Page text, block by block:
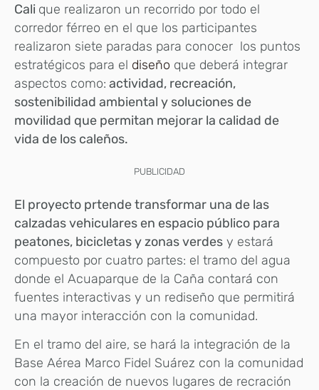
Cali que realizaron un recorrido por todo el
corredor férreo en el que los participantes
realizaron siete paradas para conocer los puntos
estratégicos para el diseño que deberá integrar
aspectos como: actividad, recreación,
sostenibilidad ambiental y soluciones de
movilidad que permitan mejorar la calidad de
vida de los caleños.
PUBLICIDAD
El proyecto prtende transformar una de las
calzadas vehiculares en espacio público para
peatones, bicicletas y zonas verdes y estará
compuesto por cuatro partes: el tramo del agua
donde el Acuaparque de la Caña contará con
fuentes interactivas y un rediseño que permitirá
una mayor interacción con la comunidad.
En el tramo del aire, se hará la integración de la
Base Aérea Marco Fidel Suárez con la comunidad
con la creación de nuevos lugares de recración